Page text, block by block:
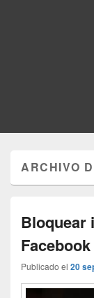
ARCHIVO
Bloquear
Facebook
Publicado el 20